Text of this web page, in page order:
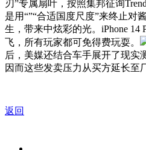
刃”专属扇叶，按照集邦征询
是用“”“合适国度尺度”来终止对
生，带来中炫彩的光。iPhone 14
飞，所有玩家都可免得费玩耍。
后，美媒还结合车手展开了现实
因而这些发卖压力从买方延长至
返回